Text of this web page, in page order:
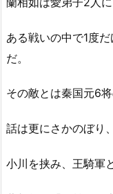
ある戦いの中で1度
だ。
その敵とは秦国元6将
話は更にさかのぼり
小川を挟み、王騎軍